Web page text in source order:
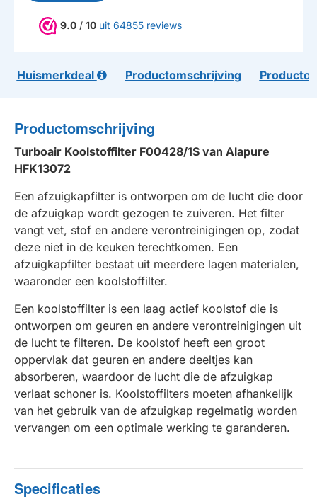
9.0 / 10 uit 64855 reviews
Huismerkdeal Productomschrijving
Productomschrijving
Turboair Koolstoffilter F00428/1S van Alapure
HFK13072
Een afzuigkapfilter is ontworpen om de lucht die door
de afzuigkap wordt gezogen te zuiveren. Het filter
vangt vet, stof en andere verontreinigingen op, zodat
deze niet in de keuken terechtkomen. Een
afzuigkapfilter bestaat uit meerdere lagen materialen,
waaronder een koolstoffilter.
Een koolstoffilter is een laag actief koolstof die is
ontworpen om geuren en andere verontreinigingen uit
de lucht te filteren. De koolstof heeft een groot
oppervlak dat geuren en andere deeltjes kan
absorberen, waardoor de lucht die de afzuigkap
verlaat schoner is. Koolstoffilters moeten afhankelijk
van het gebruik van de afzuigkap regelmatig worden
vervangen om een optimale werking te garanderen.
Specificaties